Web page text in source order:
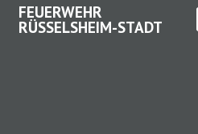
FEUERWEHR
RÜSSELSHEIM-STADT